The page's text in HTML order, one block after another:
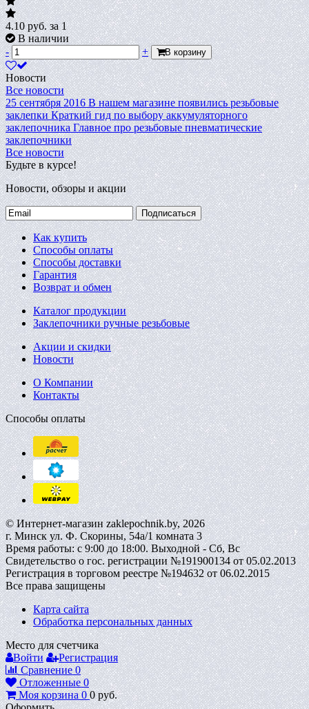
4.10руб.за 1
В наличии
-
+ В корзину
Новости
Все новости
25 сентября 2016 В нашем магазине появились резьбовые
заклепки Краткий гид по выбору аккумуляторного
заклепочника Главное про резьбовые пневматические
заклепочники
Все новости
Будьте в курсе!
Новости, обзоры и акции
Подписаться
Как купить
Способы оплаты
Способы доставки
Гарантия
Возврат и обмен
Каталог продукции
Заклепочники ручные резьбовые
Акции и скидки
Новости
О Компании
Контакты
Способы оплаты
© Интернет-магазин zaklepochnik.by, 2026
г. Минск ул. Ф. Скорины, 54а/1 комната 3
Время работы: с 9:00 до 18:00. Выходной - Сб, Вс
Свидетельство о гос. регистрации №191900134 от 05.02.2013
Регистрация в торговом реестре №194632 от 06.02.2015
Все права защищены
Карта сайта
Обработка персональных данных
Место для счетчика
Войти
Регистрация
Сравнение 0
Отложенные 0
Моя корзина 0 0 руб.